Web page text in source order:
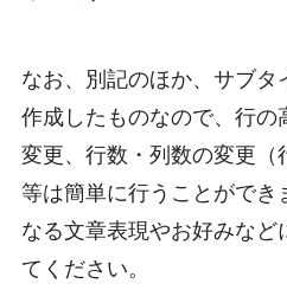
なお、別記のほか、サブ
作成したものなので、行の
変更、行数・列数の変更（
等は簡単に行うことができ
なる文章表現やお好みなど
てください。